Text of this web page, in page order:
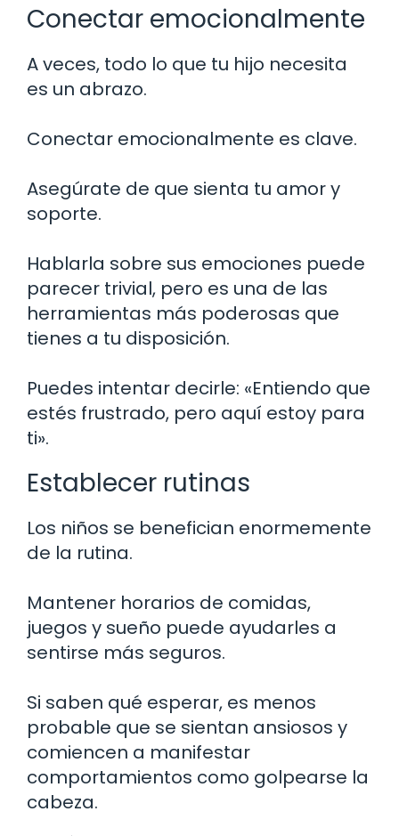
Conectar emocionalmente
A veces, todo lo que tu hijo necesita
es un abrazo.
Conectar emocionalmente es clave.
Asegúrate de que sienta tu amor y
soporte.
Hablarla sobre sus emociones puede
parecer trivial, pero es una de las
herramientas más poderosas que
tienes a tu disposición.
Puedes intentar decirle: «Entiendo que
estés frustrado, pero aquí estoy para
ti».
Establecer rutinas
Los niños se benefician enormemente
de la rutina.
Mantener horarios de comidas,
juegos y sueño puede ayudarles a
sentirse más seguros.
Si saben qué esperar, es menos
probable que se sientan ansiosos y
comiencen a manifestar
comportamientos como golpearse la
cabeza.